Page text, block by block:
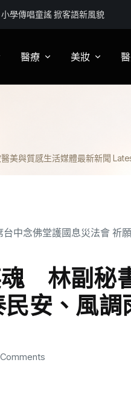
學傳唱童謠 掀客語新風貌
醫療
醫師訪談
美妝
專家建議
美與質感生活媒體最新新聞
林副秘
安、風調